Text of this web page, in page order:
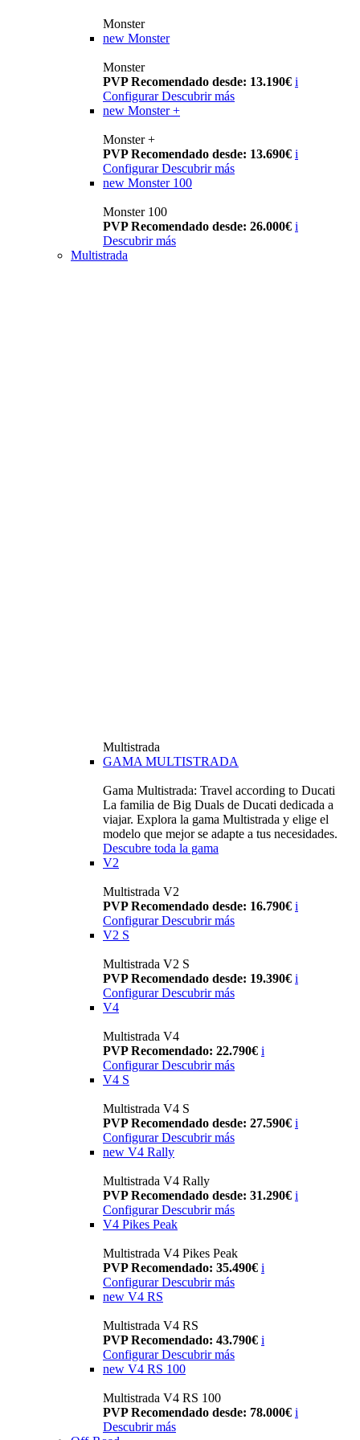
Monster
new Monster
Monster
PVP Recomendado desde: 13.190€ i
Configurar Descubrir más
new Monster +
Monster +
PVP Recomendado desde: 13.690€ i
Configurar Descubrir más
new Monster 100
Monster 100
PVP Recomendado desde: 26.000€ i
Descubrir más
Multistrada
Multistrada
GAMA MULTISTRADA
Gama Multistrada: Travel according to Ducati
La familia de Big Duals de Ducati dedicada a
viajar. Explora la gama Multistrada y elige el
modelo que mejor se adapte a tus necesidades.
Descubre toda la gama
V2
Multistrada V2
PVP Recomendado desde: 16.790€ i
Configurar Descubrir más
V2 S
Multistrada V2 S
PVP Recomendado desde: 19.390€ i
Configurar Descubrir más
V4
Multistrada V4
PVP Recomendado: 22.790€ i
Configurar Descubrir más
V4 S
Multistrada V4 S
PVP Recomendado desde: 27.590€ i
Configurar Descubrir más
new V4 Rally
Multistrada V4 Rally
PVP Recomendado desde: 31.290€ i
Configurar Descubrir más
V4 Pikes Peak
Multistrada V4 Pikes Peak
PVP Recomendado: 35.490€ i
Configurar Descubrir más
new V4 RS
Multistrada V4 RS
PVP Recomendado: 43.790€ i
ConfigurarDescubrir más
new V4 RS 100
Multistrada V4 RS 100
PVP Recomendado desde: 78.000€ i
Descubrir más